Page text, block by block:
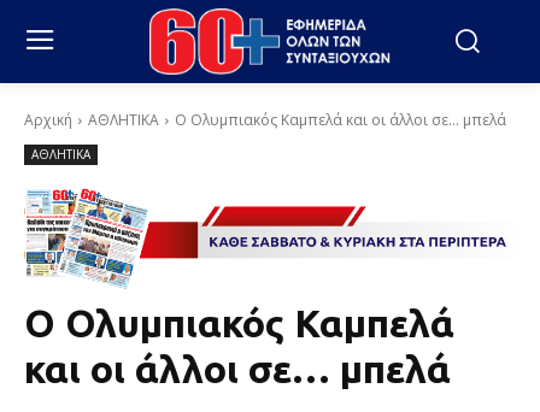
Αρχική ΑΘΛΗΤΙΚΑ Ο Ολυμπιακός Καμπελά και οι άλλοι σε… μπελά
ΑΘΛΗΤΙΚΑ
Ο Ολυμπιακός Καμπελά
και οι άλλοι σε… μπελά